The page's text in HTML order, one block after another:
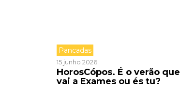
Pancadas
15 junho 2026
HorosCópos. É o verão que
vai a Exames ou és tu?